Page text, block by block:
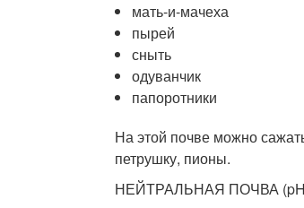
мать-и-мачеха
пырей
сныть
одуванчик
папоротники
На этой почве можно
петрушку, пионы.
НЕЙТРАЛЬНАЯ ПОЧВА (pH